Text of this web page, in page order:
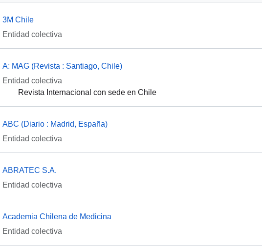
3M Chile
Entidad colectiva
A: MAG (Revista : Santiago, Chile)
Entidad colectiva
Revista Internacional con sede en Chile
ABC (Diario : Madrid, España)
Entidad colectiva
ABRATEC S.A.
Entidad colectiva
Academia Chilena de Medicina
Entidad colectiva